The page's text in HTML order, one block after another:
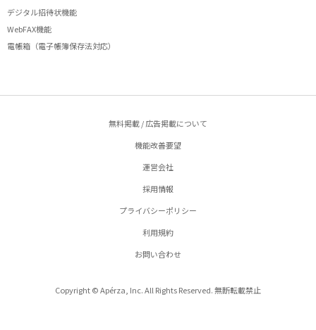
デジタル招待状機能
WebFAX機能
電帳箱（電子帳簿保存法対応）
無料掲載 / 広告掲載について
機能改善要望
運営会社
採用情報
プライバシーポリシー
利用規約
お問い合わせ
Copyright © Apérza, Inc. All Rights Reserved. 無断転載禁止